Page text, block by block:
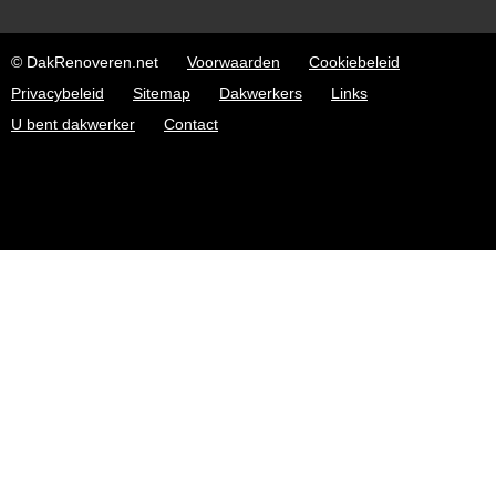
© DakRenoveren.net Voorwaarden
Cookiebeleid
Privacybeleid
Sitemap Dakwerkers
Links
U bent dakwerker
Contact